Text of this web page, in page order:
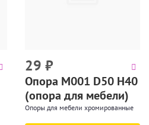
29 ₽
Опора М001 D50 H40
(опора для мебели)
Опоры для мебели хромированные